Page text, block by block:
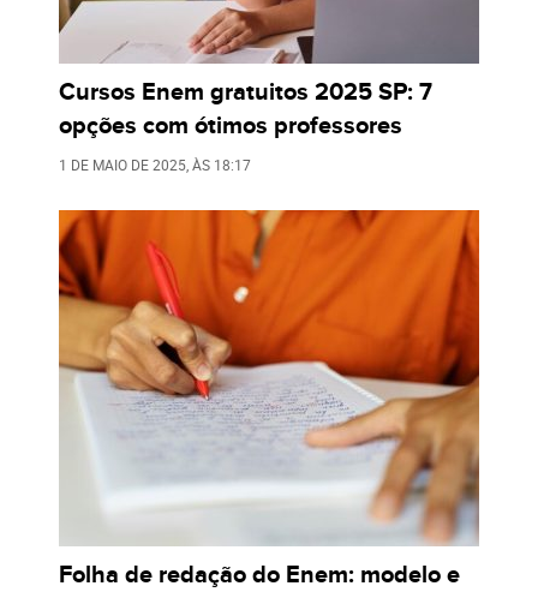
Cursos Enem gratuitos 2025 SP: 7
opções com ótimos professores
1 DE MAIO DE 2025, ÀS 18:17
Folha de redação do Enem: modelo e